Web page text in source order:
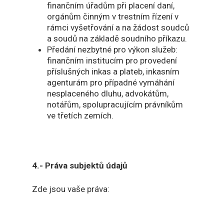
finančním úřadům při placení daní,
orgánům činným v trestním řízení v
rámci vyšetřování a na žádost soudců
a soudů na základě soudního příkazu.
Předání nezbytné pro výkon služeb:
finančním institucím pro provedení
příslušných inkas a plateb, inkasním
agenturám pro případné vymáhání
nesplaceného dluhu, advokátům,
notářům, spolupracujícím právníkům
ve třetích zemích.
4.- Práva subjektů údajů
Zde jsou vaše práva: